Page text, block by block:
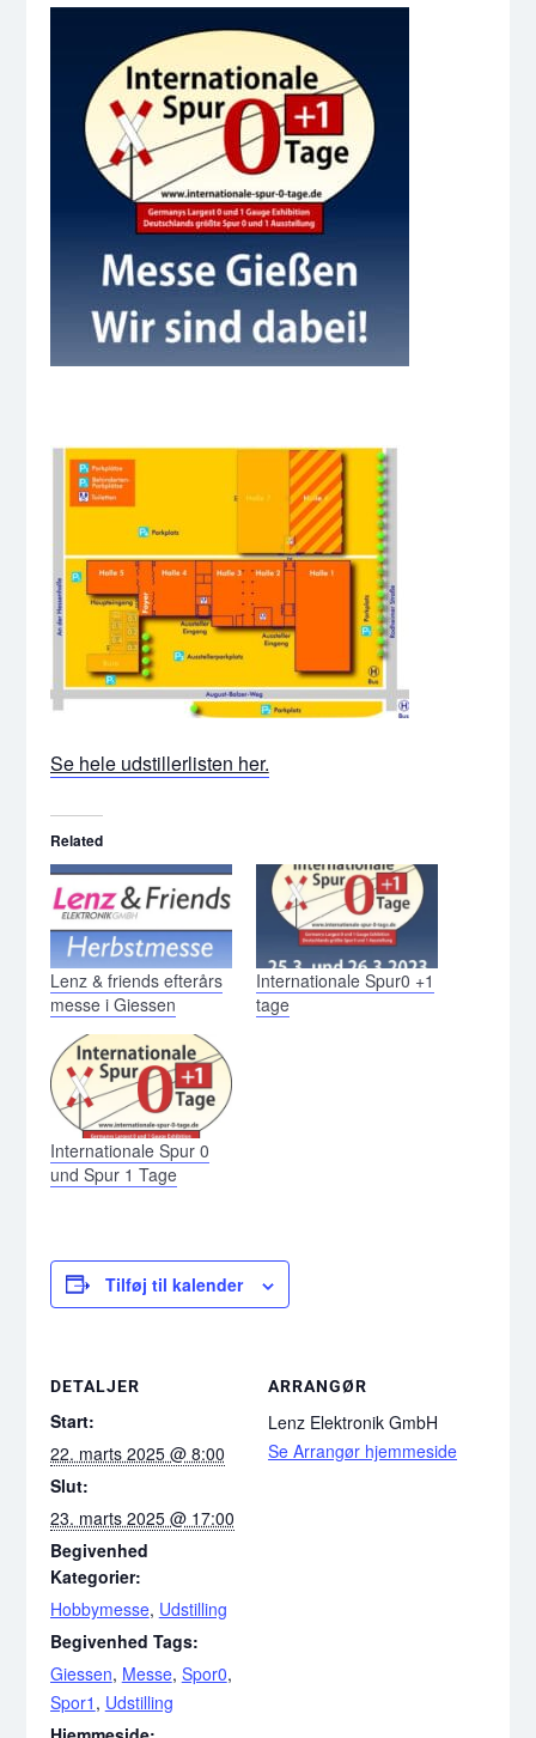
Se hele udstillerlisten her.
Related
Lenz & friends efterårs
messe i Giessen
Internationale Spur0 +1
tage
Internationale Spur 0
und Spur 1 Tage
Tilføj til kalender
DETALJER
Start:
22. marts 2025 @ 8:00
Slut:
23. marts 2025 @ 17:00
Begivenhed
Kategorier:
Hobbymesse, Udstilling
Begivenhed Tags:
Giessen, Messe, Spor0,
Spor1 , Udstilling
ARRANGØR
Lenz Elektronik GmbH
Se Arrangør hjemmeside